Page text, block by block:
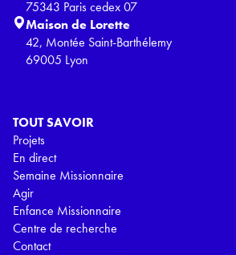
TOUT SAVOIR
Projets
En direct
Semaine Missionnaire
Agir
Enfance Missionnaire
Centre de recherche
Contact
75343 Paris cedex 07
Maison de Lorette
42, Montée Saint-Barthélemy
69005 Lyon